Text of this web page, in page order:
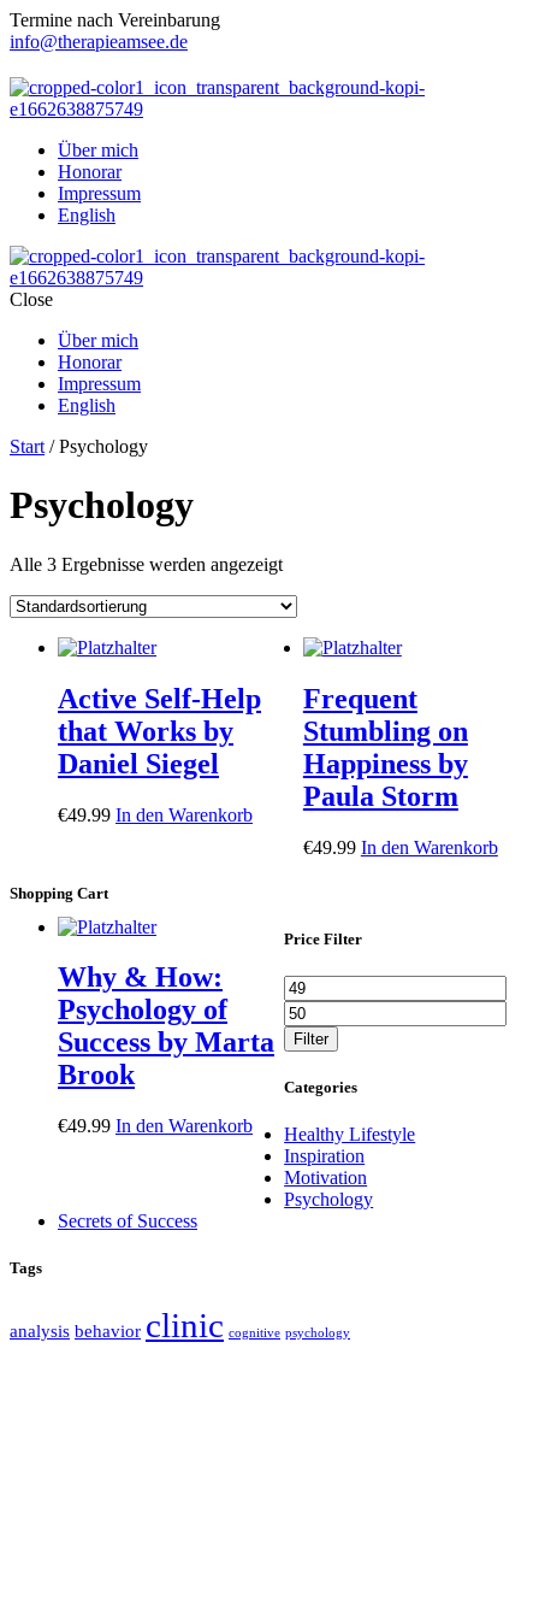
Termine nach Vereinbarung
info@therapieamsee.de
Über mich
Honorar
Impressum
English
Close
Über mich
Honorar
Impressum
English
Start / Psychology
Psychology
Alle 3 Ergebnisse werden angezeigt
Active Self-Help
that Works by
Daniel Siegel
€49.99 In den Warenkorb
Frequent
Stumbling on
Happiness by
Paula Storm
€49.99 In den Warenkorb
Why & How:
Psychology of
Success by Marta
Brook
€49.99 In den Warenkorb
Shopping Cart
Price Filter
Min.
Preis
Filter
Categories
Healthy Lifestyle
Inspiration
Motivation
Psychology
Secrets of Success
Tags
analysis behavior clinic cognitive psychology